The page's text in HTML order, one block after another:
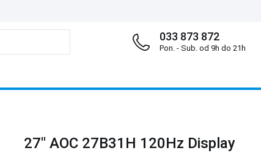
033 873 872
Pon. - Sub. od 9h do 21h
27" AOC 27B31H 120Hz Display